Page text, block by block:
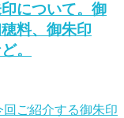
について。御
料、御朱印
。
ご紹介する御朱印